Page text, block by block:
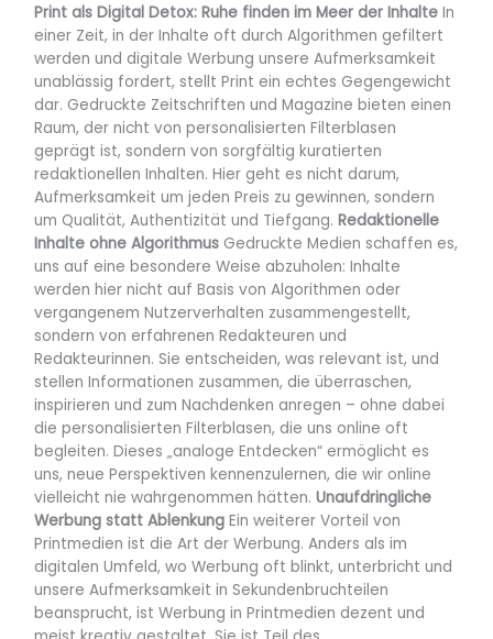
Print als Digital Detox: Ruhe finden im Meer der Inhalte In
einer Zeit, in der Inhalte oft durch Algorithmen gefiltert
werden und digitale Werbung unsere Aufmerksamkeit
unablässig fordert, stellt Print ein echtes Gegengewicht
dar. Gedruckte Zeitschriften und Magazine bieten einen
Raum, der nicht von personalisierten Filterblasen
geprägt ist, sondern von sorgfältig kuratierten
redaktionellen Inhalten. Hier geht es nicht darum,
Aufmerksamkeit um jeden Preis zu gewinnen, sondern
um Qualität, Authentizität und Tiefgang.Redaktionelle
Inhalte ohne Algorithmus Gedruckte Medien schaffen es,
uns auf eine besondere Weise abzuholen: Inhalte
werden hier nicht auf Basis von Algorithmen oder
vergangenem Nutzerverhalten zusammengestellt,
sondern von erfahrenen Redakteuren und
Redakteurinnen. Sie entscheiden, was relevant ist, und
stellen Informationen zusammen, die überraschen,
inspirieren und zum Nachdenken anregen – ohne dabei
die personalisierten Filterblasen, die uns online oft
begleiten. Dieses „analoge Entdecken“ ermöglicht es
uns, neue Perspektiven kennenzulernen, die wir online
vielleicht nie wahrgenommen hätten.Unaufdringliche
Werbung statt Ablenkung Ein weiterer Vorteil von
Printmedien ist die Art der Werbung. Anders als im
digitalen Umfeld, wo Werbung oft blinkt, unterbricht und
unsere Aufmerksamkeit in Sekundenbruchteilen
beansprucht, ist Werbung in Printmedien dezent und